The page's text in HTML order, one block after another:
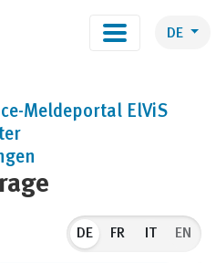
DE
Meldeportal ElViS
DE EN